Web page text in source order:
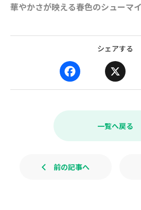
華やかさが映える春色のシューマイ
シェアする
a
e
k
一覧へ戻る
前の記事へ